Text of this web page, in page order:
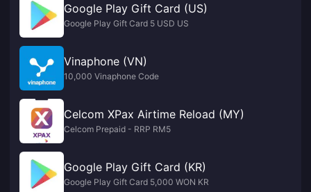
Google Play Gift Card (US)
Google Play Gift Card 5 USD US
Vinaphone (VN)
10,000 Vinaphone Code
Celcom XPax Airtime Reload (MY)
Celcom Prepaid - RRP RM5
Google Play Gift Card (KR)
Google Play Gift Card 5,000 WON KR